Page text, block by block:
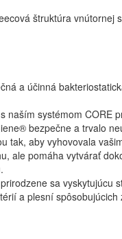
štruktúra vnútornej
a účinná
naším systémom CORE
bezpečne a trvalo
tak, aby vyhovovala
ale pomáha vytvárať
sa vyskytujúcu
a plesní